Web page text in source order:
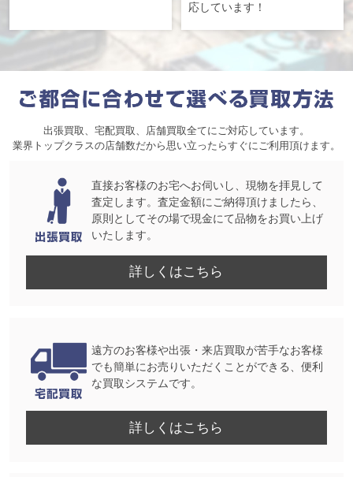
応しています！
出張買取、宅配買取、店舗買取全てにご対応しています。
業界トップクラスの店舗数だから思い立ったらすぐにご利用頂けます。
直接お客様のお宅へお伺いし、現物を拝見して
査定します。査定金額にご納得頂けましたら、
原則としてその場で現金にて品物をお買い上げ
いたします。
詳しくはこちら
遠方のお客様や出張・来店買取が苦手なお客様
でも簡単にお売りいただくことができる、便利
な買取システムです。
詳しくはこちら